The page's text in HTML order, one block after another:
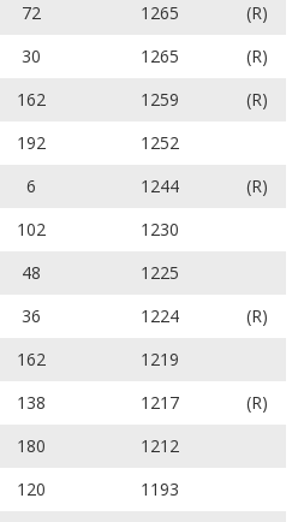
72 1265
(R)
30 1265
(R)
162 1259
(R)
192
1252
6 1244
(R)
102
1230
48
1225
36 1224
(R)
162
1219
138 1217
(R)
180
1212
120
1193